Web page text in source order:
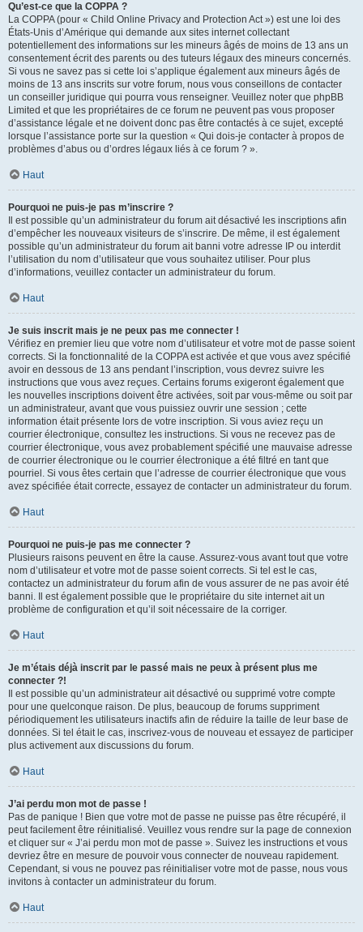
Qu’est-ce que la COPPA ?
La COPPA (pour « Child Online Privacy and Protection Act ») est une loi des
États-Unis d’Amérique qui demande aux sites internet collectant
potentiellement des informations sur les mineurs âgés de moins de 13 ans un
consentement écrit des parents ou des tuteurs légaux des mineurs concernés.
Si vous ne savez pas si cette loi s’applique également aux mineurs âgés de
moins de 13 ans inscrits sur votre forum, nous vous conseillons de contacter
un conseiller juridique qui pourra vous renseigner. Veuillez noter que phpBB
Limited et que les propriétaires de ce forum ne peuvent pas vous proposer
d’assistance légale et ne doivent donc pas être contactés à ce sujet, excepté
lorsque l’assistance porte sur la question « Qui dois-je contacter à propos de
problèmes d’abus ou d’ordres légaux liés à ce forum ? ».
Haut
Pourquoi ne puis-je pas m’inscrire ?
Il est possible qu’un administrateur du forum ait désactivé les inscriptions afin
d’empêcher les nouveaux visiteurs de s’inscrire. De même, il est également
possible qu’un administrateur du forum ait banni votre adresse IP ou interdit
l’utilisation du nom d’utilisateur que vous souhaitez utiliser. Pour plus
d’informations, veuillez contacter un administrateur du forum.
Haut
Je suis inscrit mais je ne peux pas me connecter !
Vérifiez en premier lieu que votre nom d’utilisateur et votre mot de passe soient
corrects. Si la fonctionnalité de la COPPA est activée et que vous avez spécifié
avoir en dessous de 13 ans pendant l’inscription, vous devrez suivre les
instructions que vous avez reçues. Certains forums exigeront également que
les nouvelles inscriptions doivent être activées, soit par vous-même ou soit par
un administrateur, avant que vous puissiez ouvrir une session ; cette
information était présente lors de votre inscription. Si vous aviez reçu un
courrier électronique, consultez les instructions. Si vous ne recevez pas de
courrier électronique, vous avez probablement spécifié une mauvaise adresse
de courrier électronique ou le courrier électronique a été filtré en tant que
pourriel. Si vous êtes certain que l’adresse de courrier électronique que vous
avez spécifiée était correcte, essayez de contacter un administrateur du forum.
Haut
Pourquoi ne puis-je pas me connecter ?
Plusieurs raisons peuvent en être la cause. Assurez-vous avant tout que votre
nom d’utilisateur et votre mot de passe soient corrects. Si tel est le cas,
contactez un administrateur du forum afin de vous assurer de ne pas avoir été
banni. Il est également possible que le propriétaire du site internet ait un
problème de configuration et qu’il soit nécessaire de la corriger.
Haut
Je m’étais déjà inscrit par le passé mais ne peux à présent plus me
connecter ?!
Il est possible qu’un administrateur ait désactivé ou supprimé votre compte
pour une quelconque raison. De plus, beaucoup de forums suppriment
périodiquement les utilisateurs inactifs afin de réduire la taille de leur base de
données. Si tel était le cas, inscrivez-vous de nouveau et essayez de participer
plus activement aux discussions du forum.
Haut
J’ai perdu mon mot de passe !
Pas de panique ! Bien que votre mot de passe ne puisse pas être récupéré, il
peut facilement être réinitialisé. Veuillez vous rendre sur la page de connexion
et cliquer sur « J’ai perdu mon mot de passe ». Suivez les instructions et vous
devriez être en mesure de pouvoir vous connecter de nouveau rapidement.
Cependant, si vous ne pouvez pas réinitialiser votre mot de passe, nous vous
invitons à contacter un administrateur du forum.
Haut